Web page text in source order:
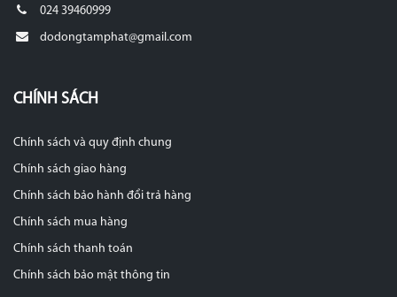
024 39460999
dodongtamphat@gmail.com
CHÍNH SÁCH
Chính sách và quy định chung
Chính sách giao hàng
Chính sách bảo hành đổi trả hàng
Chính sách mua hàng
Chính sách thanh toán
Chính sách bảo mật thông tin